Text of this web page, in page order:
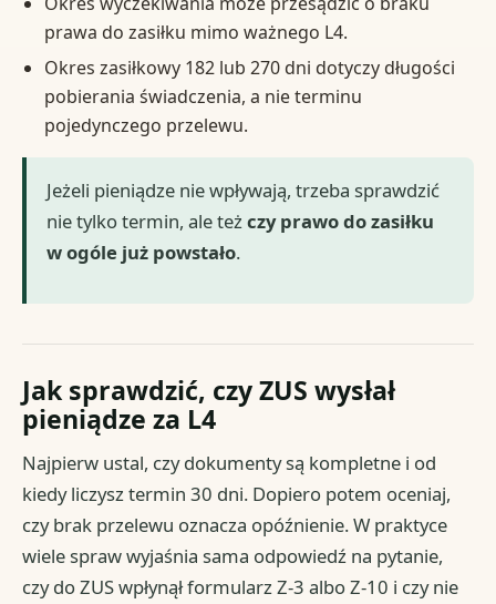
prawa do zasiłku mimo ważnego L4.
Okres zasiłkowy 182 lub 270 dni dotyczy długości
pobierania świadczenia, a nie terminu
pojedynczego przelewu.
Jeżeli pieniądze nie wpływają, trzeba sprawdzić
nie tylko termin, ale teżczy prawo do zasiłku
w ogóle już powstało.
Jak sprawdzić, czy ZUS wysłał
pieniądze za L4
Najpierw ustal, czy dokumenty są kompletne i od
kiedy liczysz termin 30 dni. Dopiero potem oceniaj,
czy brak przelewu oznacza opóźnienie. W praktyce
wiele spraw wyjaśnia sama odpowiedź na pytanie,
czy do ZUS wpłynął formularz Z-3 albo Z-10 i czy nie